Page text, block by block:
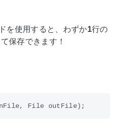
を使用すると、わずか1行の
保存できます！